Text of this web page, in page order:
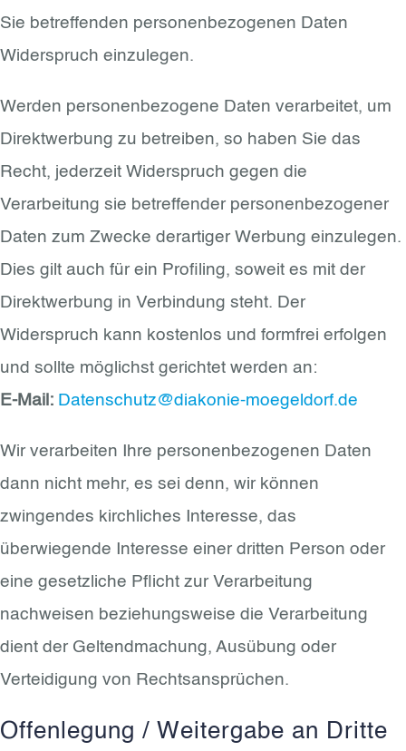
Sie betreffenden personenbezogenen Daten
Widerspruch einzulegen.
Werden personenbezogene Daten verarbeitet, um
Direktwerbung zu betreiben, so haben Sie das
Recht, jederzeit Widerspruch gegen die
Verarbeitung sie betreffender personenbezogener
Daten zum Zwecke derartiger Werbung einzulegen.
Dies gilt auch für ein Profiling, soweit es mit der
Direktwerbung in Verbindung steht. Der
Widerspruch kann kostenlos und formfrei erfolgen
und sollte möglichst gerichtet werden an:
E-Mail: Datenschutz@diakonie-moegeldorf.de
Wir verarbeiten Ihre personenbezogenen Daten
dann nicht mehr, es sei denn, wir können
zwingendes kirchliches Interesse, das
überwiegende Interesse einer dritten Person oder
eine gesetzliche Pflicht zur Verarbeitung
nachweisen beziehungsweise die Verarbeitung
dient der Geltendmachung, Ausübung oder
Verteidigung von Rechtsansprüchen.
Offenlegung / Weitergabe an Dritte